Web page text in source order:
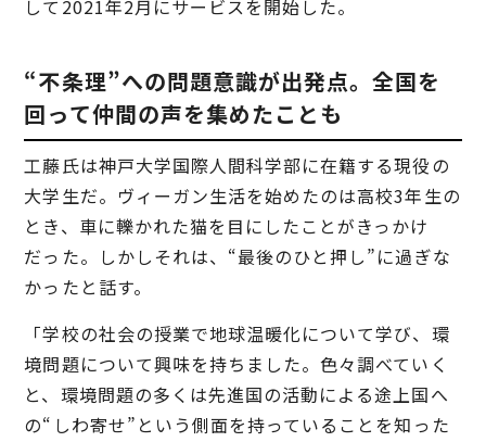
して2021年2月にサービスを開始した。
“不条理”への問題意識が出発点。全国を
回って仲間の声を集めたことも
工藤氏は神戸大学国際人間科学部に在籍する現役の
大学生だ。ヴィーガン生活を始めたのは高校3年生の
とき、車に轢かれた猫を目にしたことがきっかけ
だった。しかしそれは、“最後のひと押し”に過ぎな
かったと話す。
「学校の社会の授業で地球温暖化について学び、環
境問題について興味を持ちました。色々調べていく
と、環境問題の多くは先進国の活動による途上国へ
の“しわ寄せ”という側面を持っていることを知った